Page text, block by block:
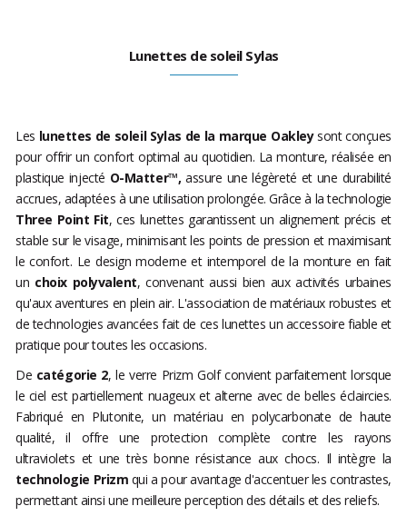
Lunettes de soleil Sylas
Les lunettes de soleil Sylas de la marque Oakleysont conçues
pour offrir un confort optimal au quotidien. La monture, réalisée en
plastique injecté O-Matter™, assure une légèreté et une durabilité
accrues, adaptées à une utilisation prolongée. Grâce à la technologie
Three Point Fit, ces lunettes garantissent un alignement précis et
stable sur le visage, minimisant les points de pression et maximisant
le confort. Le design moderne et intemporel de la monture en fait
un choix polyvalent, convenant aussi bien aux activités urbaines
qu'aux aventures en plein air. L'association de matériaux robustes et
de technologies avancées fait de ces lunettes un accessoire fiable et
pratique pour toutes les occasions.
De catégorie 2, le verre Prizm Golf convient parfaitement lorsque
le ciel est partiellement nuageux et alterne avec de belles éclaircies.
Fabriqué en Plutonite, un matériau en polycarbonate de haute
qualité, il offre une protection complète contre les rayons
ultraviolets et une très bonne résistance aux chocs. Il intègre la
technologie Prizm qui a pour avantage d'accentuer les contrastes,
permettant ainsi une meilleure perception des détails et des reliefs.